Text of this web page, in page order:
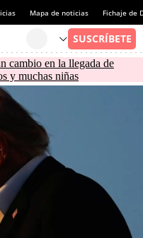
Mapa de noticias Fichaje de
cambio en la llegada de
y muchas niñas